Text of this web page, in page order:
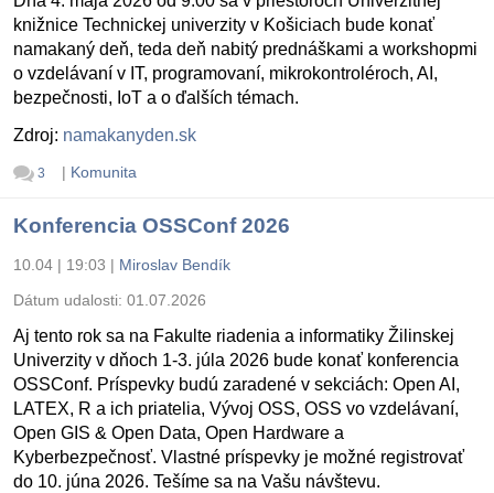
knižnice Technickej univerzity v Košiciach bude konať
namakaný deň, teda deň nabitý prednáškami a workshopmi
o vzdelávaní v IT, programovaní, mikrokontroléroch, AI,
bezpečnosti, IoT a o ďalších témach.
Zdroj: namakanyden.sk
3 | Komunita
Konferencia OSSConf 2026
10.04 | 19:03 | Miroslav Bendík
Dátum udalosti: 01.07.2026
Aj tento rok sa na Fakulte riadenia a informatiky Žilinskej
Univerzity v dňoch 1-3. júla 2026 bude konať konferencia
OSSConf. Príspevky budú zaradené v sekciách: Open AI,
LATEX, R a ich priatelia, Vývoj OSS, OSS vo vzdelávaní,
Open GIS & Open Data, Open Hardware a
Kyberbezpečnosť. Vlastné príspevky je možné registrovať
do 10. júna 2026. Tešíme sa na Vašu návštevu.